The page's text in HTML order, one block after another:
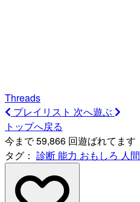
Threads
プレイリスト 次へ遊ぶ
トップへ戻る
今まで 59,866 回遊ばれてます
タグ： 診断能力 おもしろ 人間